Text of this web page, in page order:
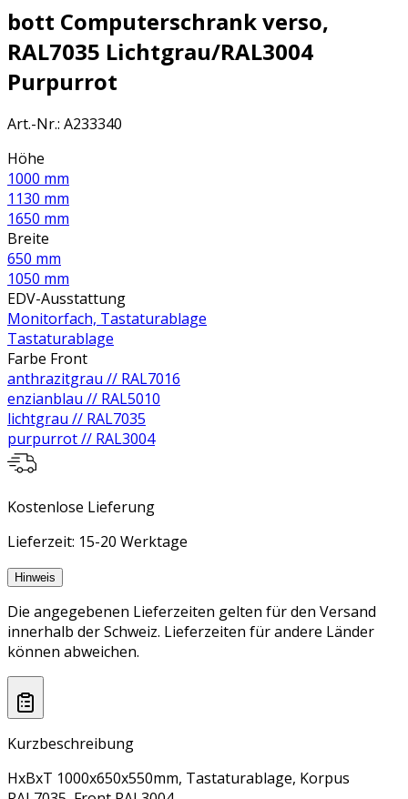
bott Computerschrank verso,
RAL7035 Lichtgrau/RAL3004
Purpurrot
Art.-Nr.: A233340
Höhe
1000 mm
1130 mm
1650 mm
Breite
650 mm
1050 mm
EDV-Ausstattung
Monitorfach, Tastaturablage
Tastaturablage
Farbe Front
anthrazitgrau // RAL7016
enzianblau // RAL5010
lichtgrau // RAL7035
purpurrot // RAL3004
Kostenlose Lieferung
Lieferzeit: 15-20 Werktage
Hinweis
Die angegebenen Lieferzeiten gelten für den Versand
innerhalb der Schweiz. Lieferzeiten für andere Länder
können abweichen.
Kurzbeschreibung
HxBxT 1000x650x550mm, Tastaturablage, Korpus